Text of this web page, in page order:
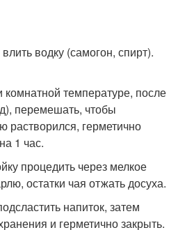
водку (самогон, спирт).
комнатной температуре, после
перемешать, чтобы
растворился, герметично
1 час.
процедить через мелкое
остатки чая отжать досуха.
напиток, затем
и герметично закрыть.